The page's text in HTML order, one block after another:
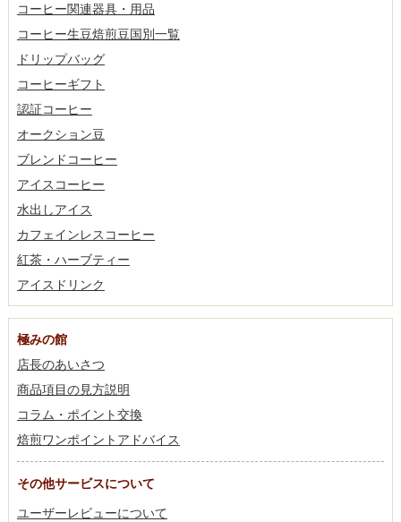
コーヒー関連器具・用品
コーヒー生豆焙煎豆国別一覧
ドリップバッグ
コーヒーギフト
認証コーヒー
オークション豆
ブレンドコーヒー
アイスコーヒー
水出しアイス
カフェインレスコーヒー
紅茶・ハーブティー
アイスドリンク
極みの館
店長のあいさつ
商品項目の見方説明
コラム・ポイント交換
焙煎ワンポイントアドバイス
その他サービスについて
ユーザーレビューについて